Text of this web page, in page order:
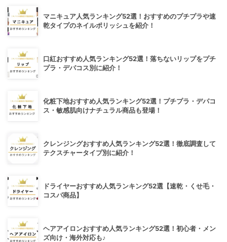
マニキュア人気ランキング52選！おすすめのプチプラや速
乾タイプのネイルポリッシュを紹介！
口紅おすすめ人気ランキング52選！落ちないリップをプチ
プラ・デパコス別に紹介！
化粧下地おすすめ人気ランキング52選！プチプラ・デパコ
ス・敏感肌向けナチュラル商品も登場！
クレンジングおすすめ人気ランキング52選！徹底調査して
テクスチャータイプ別に紹介！
ドライヤーおすすめ人気ランキング52選【速乾・くせ毛・
コスパ商品】
ヘアアイロンおすすめ人気ランキング52選！初心者・メン
ズ向け・海外対応も♪